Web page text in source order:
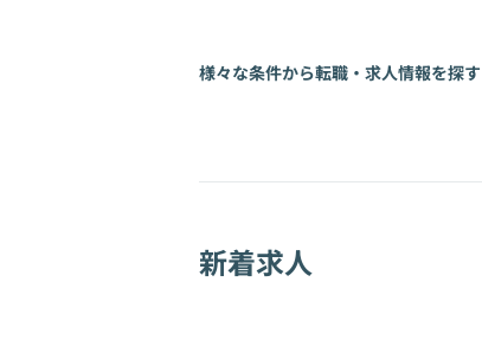
様々な条件から転職・求人情報を探す
新着求人